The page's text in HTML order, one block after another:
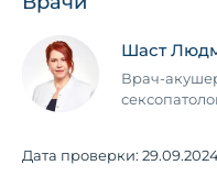
Шаст
Врач-
Дата проверки: